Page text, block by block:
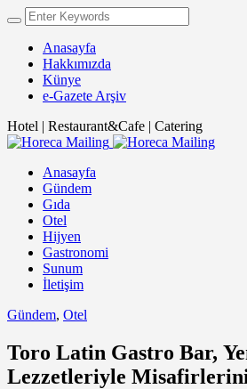
Anasayfa
Hakkımızda
Künye
e-Gazete Arşiv
Hotel | Restaurant&Cafe | Catering
Anasayfa
Gündem
Gıda
Otel
Hijyen
Gastronomi
Sunum
İletişim
Gündem, Otel
Toro Latin Gastro Bar,
Lezzetleriyle